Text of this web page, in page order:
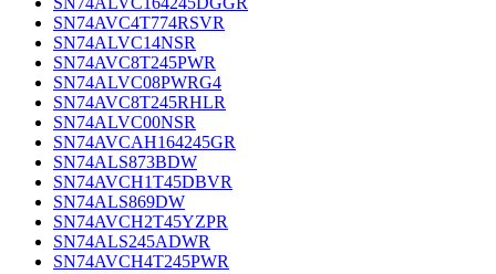
SN74AVC4T774RSVR
SN74ALVC14NSR
SN74AVC8T245PWR
SN74ALVC08PWRG4
SN74AVC8T245RHLR
SN74ALVC00NSR
SN74AVCAH164245GR
SN74ALS873BDW
SN74AVCH1T45DBVR
SN74ALS869DW
SN74AVCH2T45YZPR
SN74ALS245ADWR
SN74AVCH4T245PWR